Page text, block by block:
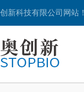
新科技有限公司网站！